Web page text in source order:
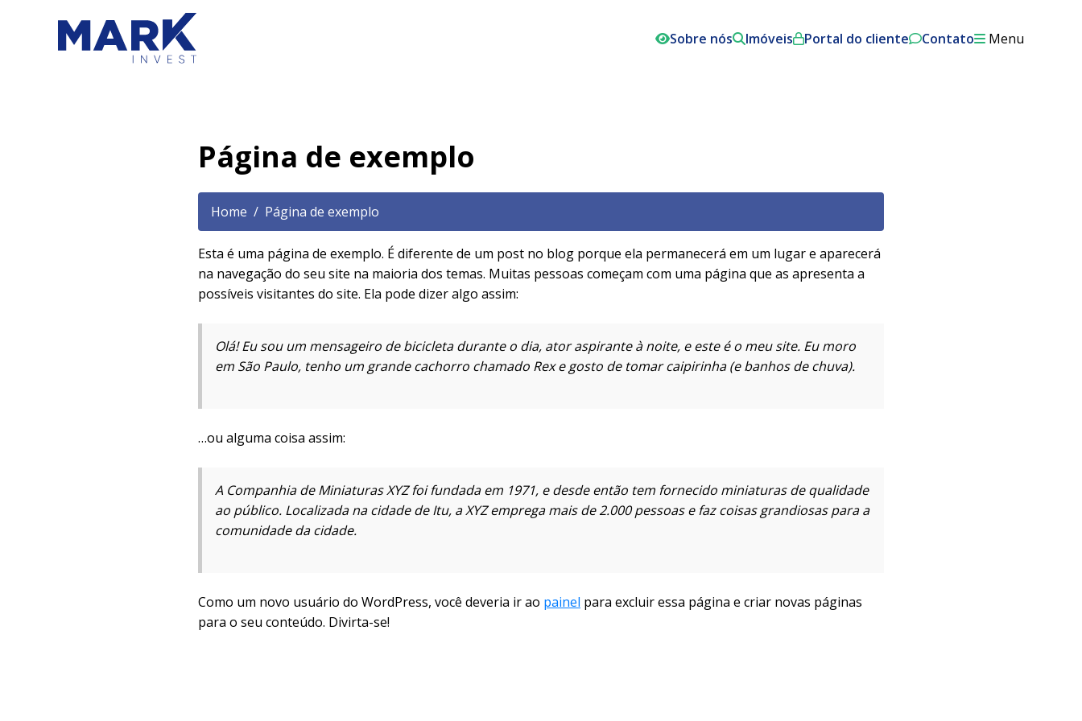
Sobre nós Imóveis Portal do cliente Contato Menu
Página de exemplo
Home Página de exemplo
Esta é uma página de exemplo. É diferente de um post no blog porque ela permanecerá em um lugar e aparecerá
na navegação do seu site na maioria dos temas. Muitas pessoas começam com uma página que as apresenta a
possíveis visitantes do site. Ela pode dizer algo assim:
Olá! Eu sou um mensageiro de bicicleta durante o dia, ator aspirante à noite, e este é o meu site. Eu moro
em São Paulo, tenho um grande cachorro chamado Rex e gosto de tomar caipirinha (e banhos de chuva).
…ou alguma coisa assim:
A Companhia de Miniaturas XYZ foi fundada em 1971, e desde então tem fornecido miniaturas de qualidade
ao público. Localizada na cidade de Itu, a XYZ emprega mais de 2.000 pessoas e faz coisas grandiosas para a
comunidade da cidade.
Como um novo usuário do WordPress, você deveria ir ao painel para excluir essa página e criar novas páginas
para o seu conteúdo. Divirta-se!